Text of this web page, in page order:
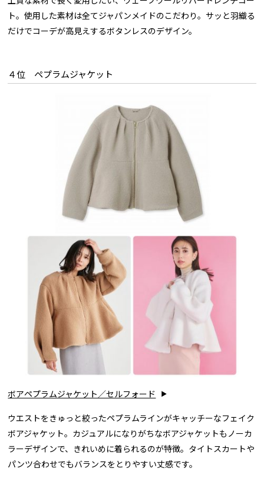
ト。使用した素材は全てジャパンメイドのこだわり。サッと羽織る
だけでコーデが高見えするボタンレスのデザイン。
４位 ペプラムジャケット
ボアペプラムジャケット／セルフォード
ウエストをきゅっと絞ったペプラムラインがキャッチーなフェイク
ボアジャケット。カジュアルになりがちなボアジャケットもノーカ
ラーデザインで、きれいめに着られるのが特徴。タイトスカートや
パンツ合わせでもバランスをとりやすい丈感です。